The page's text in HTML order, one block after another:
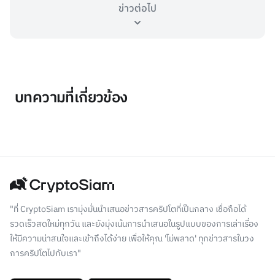
ข่าวต่อไป
บทความที่เกี่ยวข้อง
"ที่ CryptoSiam เรามุ่งมั่นนำเสนอข่าวสารคริปโตที่เป็นกลาง เชื่อถือได้
รวดเร็วสดใหม่ทุกวัน และยังมุ่งเน้นการนำเสนอในรูปแบบของการเล่าเรื่อง
ให้มีความน่าสนใจและเข้าถึงได้ง่าย เพื่อให้คุณ 'ไม่พลาด' ทุกข่าวสารในวง
การคริปโตไปกับเรา"